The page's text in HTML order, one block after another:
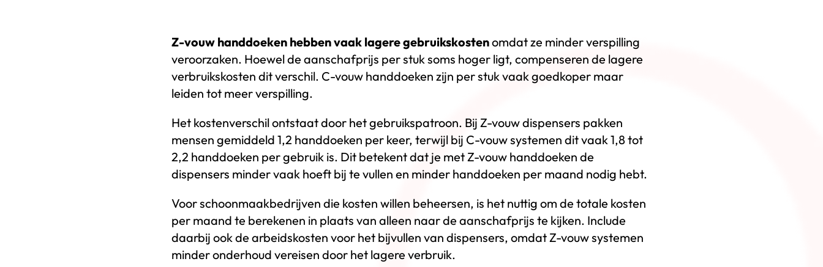
Z-vouw handdoeken hebben vaak lagere gebruikskostenomdat ze minder verspilling
veroorzaken. Hoewel de aanschafprijs per stuk soms hoger ligt, compenseren de lagere
verbruikskosten dit verschil. C-vouw handdoeken zijn per stuk vaak goedkoper maar
leiden tot meer verspilling.
Het kostenverschil ontstaat door het gebruikspatroon. Bij Z-vouw dispensers pakken
mensen gemiddeld 1,2 handdoeken per keer, terwijl bij C-vouw systemen dit vaak 1,8 tot
2,2 handdoeken per gebruik is. Dit betekent dat je met Z-vouw handdoeken de
dispensers minder vaak hoeft bij te vullen en minder handdoeken per maand nodig hebt.
Voor schoonmaakbedrijven die kosten willen beheersen, is het nuttig om de totale kosten
per maand te berekenen in plaats van alleen naar de aanschafprijs te kijken. Include
daarbij ook de arbeidskosten voor het bijvullen van dispensers, omdat Z-vouw systemen
minder onderhoud vereisen door het lagere verbruik.